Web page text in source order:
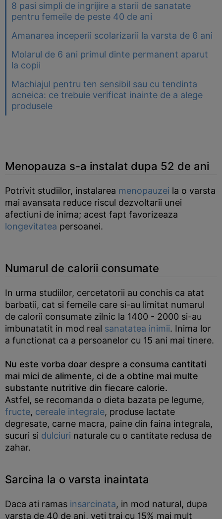
8 pasi simpli de ingrijire a starii de sanatate
pentru femeile de peste 40 de ani
Amanarea inceperii scolarizarii la varsta de 6 ani
Molarul de 6 ani primul dinte permanent aparut
la copii
Machiajul pentru ten sensibil sau cu tendinta
acneica: ce trebuie verificat inainte de a alege
produsele
Menopauza s-a instalat dupa 52 de ani
Potrivit studiilor, instalarea menopauzei la o varsta
mai avansata reduce riscul dezvoltarii unei
afectiuni de inima; acest fapt favorizeaza
longevitatea persoanei.
Numarul de calorii consumate
In urma studiilor, cercetatorii au conchis ca atat
barbatii, cat si femeile care si-au limitat numarul
de calorii consumate zilnic la 1400 - 2000 si-au
imbunatatit in mod real sanatatea inimii. Inima lor
a functionat ca a persoanelor cu 15 ani mai tinere.
Nu este vorba doar despre a consuma cantitati
mai mici de alimente, ci de a obtine mai multe
substante nutritive din fiecare calorie.
Astfel, se recomanda o dieta bazata pe legume,
fructe, cereale integrale, produse lactate
degresate, carne macra, paine din faina integrala,
sucuri si dulciuri naturale cu o cantitate redusa de
zahar.
Sarcina la o varsta inaintata
Daca ati ramas insarcinata, in mod natural, dupa
varsta de 40 de ani, veti trai cu 15% mai mult